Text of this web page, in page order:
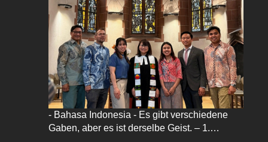
- Bahasa Indonesia - Es gibt verschiedene
Gaben, aber es ist derselbe Geist. – 1.…